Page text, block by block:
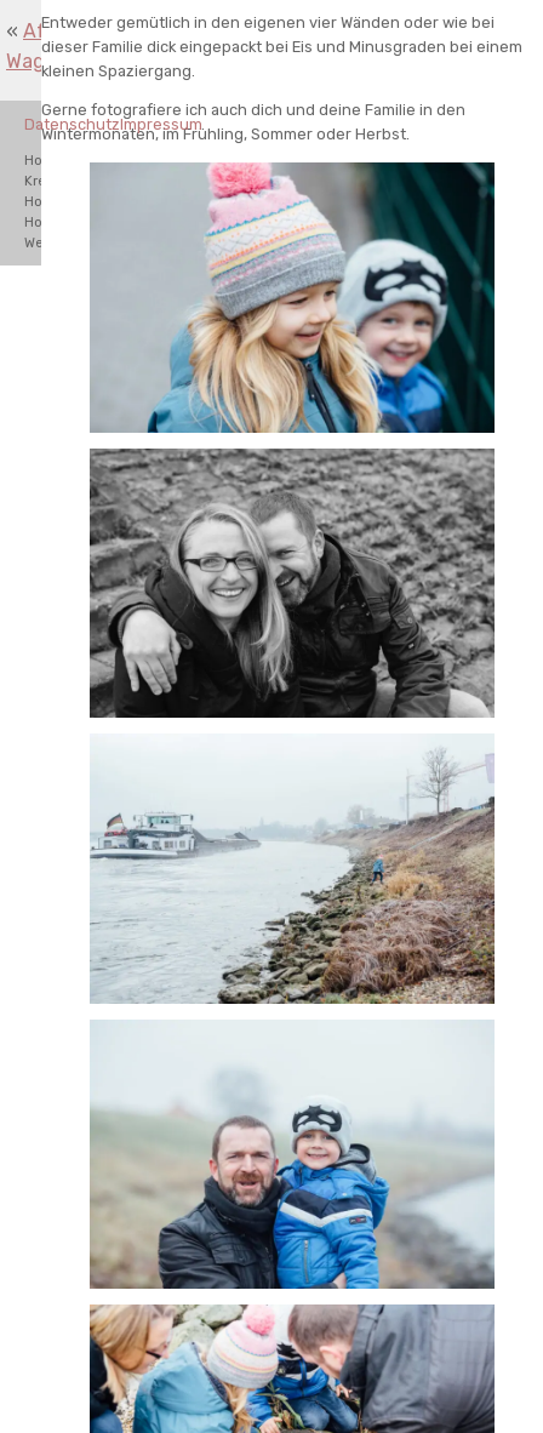
Entweder gemütlich in den eigenen vier Wänden oder wie bei
dieser Familie dick eingepackt bei Eis und Minusgraden bei einem
kleinen Spaziergang.
Gerne fotografiere ich auch dich und deine Familie in den
Wintermonaten, im Frühling, Sommer oder Herbst.
« Afterwedding Portraits von Hochzeitspaar in
Waghäusel
DatenschutzImpressum
Hochzeitsfotograf Waghäusel, Hochzeitsfotograf Bad
Kreuznach,Hochzeitsfotograf Karlsruhe,Hochzeitsfotograf Schwetzingen,
Hochzeitsfotograf Odenwald, Hochzeitsfotograf Mannheim,
Hochzeitsfotograf Hamburg, Hochzeitsfotograf München. Destination
Wedding Photographer.